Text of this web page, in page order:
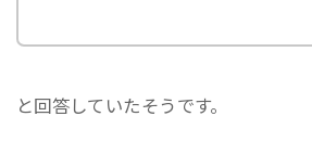
と回答していたそうです。